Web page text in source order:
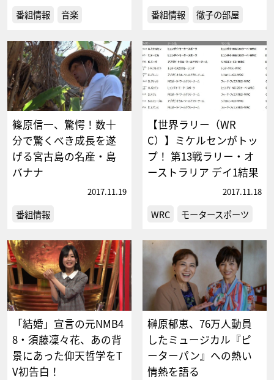
番組情報 音楽 番組情報 徹子の部屋
篠原信一、驚愕！数十
分で驚くべき成長を遂
げる宮古島の名産・島
バナナ
2017.11.19
番組情報
【世界ラリー（WR
C）】ミケルセンがトッ
プ！ 第13戦ラリー・オ
ーストラリア デイ1結果
2017.11.18
WRC モータースポーツ
「結婚」宣言の元NMB4
8・須藤凜々花、あの背
景にあった仰天哲学をT
V初告白！
榊原郁恵、76万人動員
したミュージカル『ピ
ーターパン』への熱い
情熱を語る